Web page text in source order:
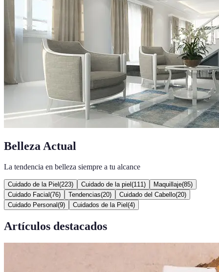
Belleza Actual
La tendencia en belleza siempre a tu alcance
Cuidado de la Piel (223) Cuidado de la piel (111 ) Maquillaje(85)
Cuidado Facial (76) Tendencias(20) Cuidado del Cabello(20)
Cuidado Personal (9) Cuidados de la Piel (4)
Artículos destacados